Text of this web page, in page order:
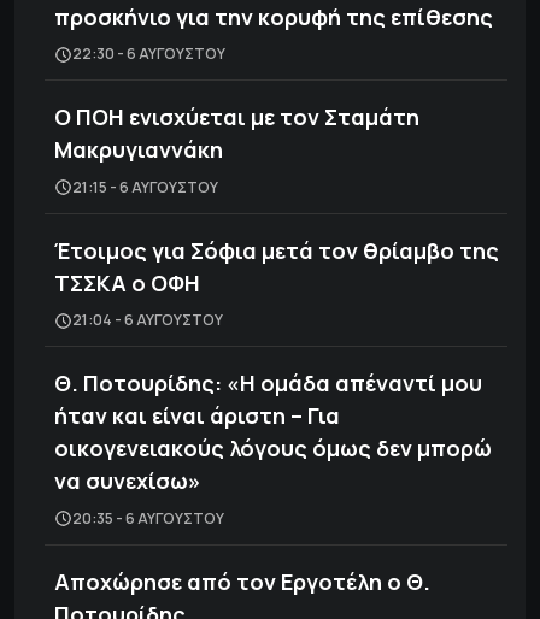
προσκήνιο για την κορυφή της επίθεσης
22:30 - 6 ΑΥΓΟΎΣΤΟΥ
Ο ΠΟΗ ενισχύεται με τον Σταμάτη
Μακρυγιαννάκη
21:15 - 6 ΑΥΓΟΎΣΤΟΥ
Έτοιμος για Σόφια μετά τον θρίαμβο της
ΤΣΣΚΑ ο ΟΦΗ
21:04 - 6 ΑΥΓΟΎΣΤΟΥ
Θ. Ποτουρίδης: «Η ομάδα απέναντί μου
ήταν και είναι άριστη – Για
οικογενειακούς λόγους όμως δεν μπορώ
να συνεχίσω»
20:35 - 6 ΑΥΓΟΎΣΤΟΥ
Αποχώρησε από τον Εργοτέλη ο Θ.